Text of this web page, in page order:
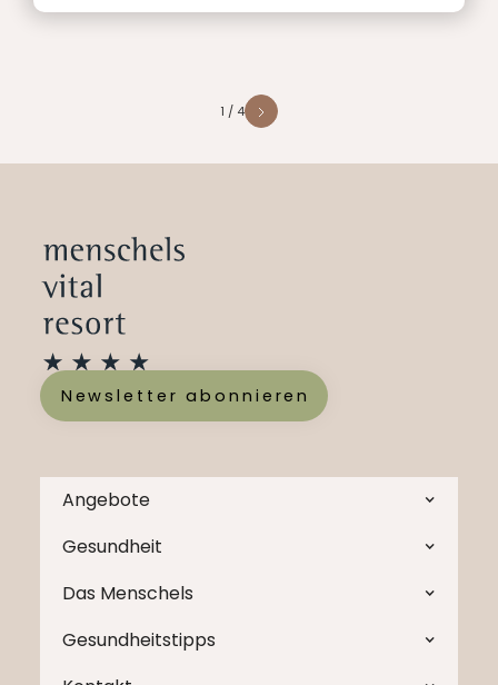
1 / 4
Newsletter abonnieren
Angebote
Gesundheit
Das Menschels
Gesundheitstipps